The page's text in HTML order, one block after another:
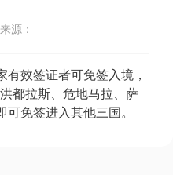
来源：
效签证者可免签入境，
都拉斯、危地马拉、萨
免签进入其他三国。